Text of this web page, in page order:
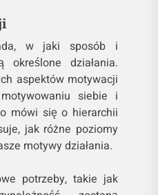
w jaki sposób i
określone działania.
aspektów motywacji
siebie i
mówi się o hierarchii
jak różne poziomy
motywy działania.
potrzeby, takie jak